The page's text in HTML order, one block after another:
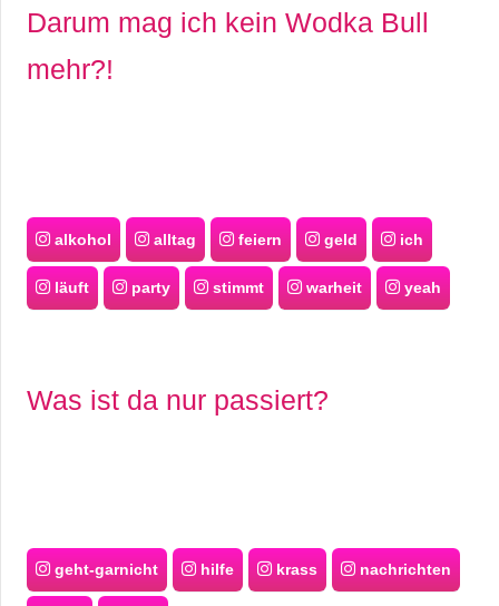
Darum mag ich kein Wodka Bull
mehr?!
alkohol alltag feiern geld ich
läuft party stimmt warheit yeah
Was ist da nur passiert?
geht-garnicht hilfe krass nachrichten